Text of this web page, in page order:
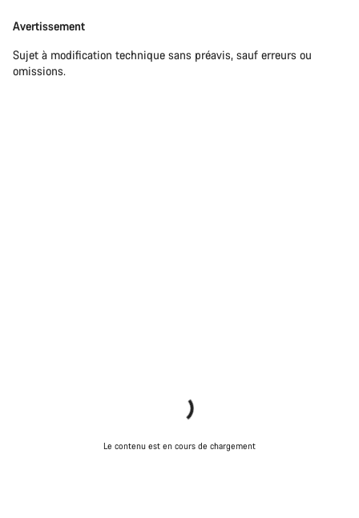
Avertissement
Sujet à modification technique sans préavis, sauf erreurs ou
omissions.
Le contenu est en cours de chargement